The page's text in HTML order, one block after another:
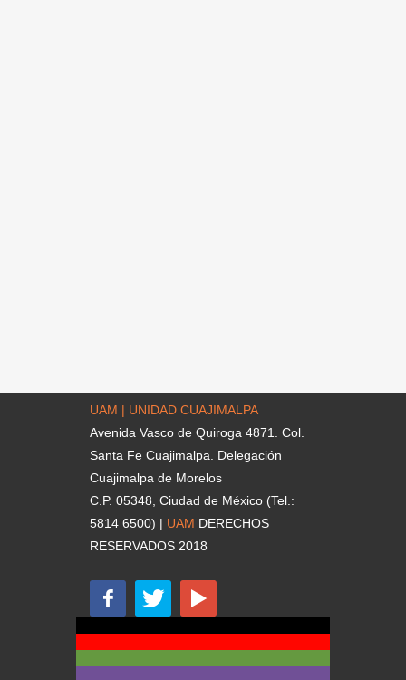
UAM | UNIDAD CUAJIMALPA
Avenida Vasco de Quiroga 4871. Col.
Santa Fe Cuajimalpa. Delegación
Cuajimalpa de Morelos
C.P. 05348, Ciudad de México (Tel.:
5814 6500) | UAM DERECHOS
RESERVADOS 2018